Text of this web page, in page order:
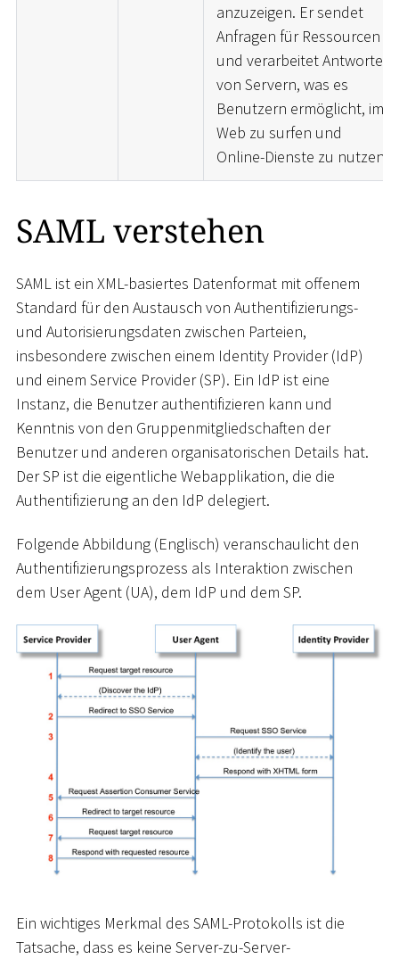
anzuzeigen. Er sendet
Anfragen für Ressourcen
und verarbeitet Antworten
von Servern, was es
Benutzern ermöglicht, im
Web zu surfen und
Online-Dienste zu nutzen.
SAML verstehen
SAML ist ein XML-basiertes Datenformat mit offenem
Standard für den Austausch von Authentifizierungs-
und Autorisierungsdaten zwischen Parteien,
insbesondere zwischen einem Identity Provider (IdP)
und einem Service Provider (SP). Ein IdP ist eine
Instanz, die Benutzer authentifizieren kann und
Kenntnis von den Gruppenmitgliedschaften der
Benutzer und anderen organisatorischen Details hat.
Der SP ist die eigentliche Webapplikation, die die
Authentifizierung an den IdP delegiert.
Folgende Abbildung (Englisch) veranschaulicht den
Authentifizierungsprozess als Interaktion zwischen
dem User Agent (UA), dem IdP und dem SP.
Ein wichtiges Merkmal des SAML-Protokolls ist die
Tatsache, dass es keine Server-zu-Server-